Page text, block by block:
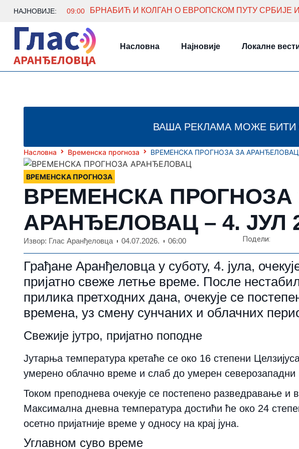
НАЈНОВИЈЕ: 09:00
Насловна Најновије Локалне
ВАША РЕКЛАМА МОЖЕ БИТИ
Насловна Временска прогноза ВРЕМЕНСКА ПРОГНОЗА ЗА АРАНЂЕЛОВАЦ
ВРЕМЕНСКА ПРОГНОЗА
ВРЕМЕНСКА ПРОГНОЗА
АРАНЂЕЛОВАЦ – 4. ЈУЛ
Извор: Глас Аранђеловца 04.07.2026. 06:00 Подели:
Грађане Аранђеловца у суботу, 4. јула,
пријатно свеже летње време. После
прилика претходних дана, очекује се
времена, уз смену сунчаних и облачних
Свежије јутро, пријатно поподне
Јутарња температура кретаће се око 16 степени
умерено облачно време и слаб до умерен северозападни
Током преподнева очекује се постепено разведравање и
Максимална дневна температура достићи ће око 24
осетно пријатније време у односу на крај јуна.
Углавном суво време